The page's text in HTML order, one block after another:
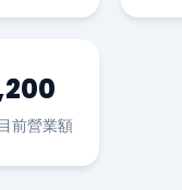
前營業額